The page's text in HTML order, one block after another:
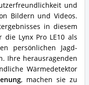
und
Bildern und Videos.
in diesem
die Lynx Pro LE10 als
persönlichen Jagd-
Ihre herausragenden
Wärmedetektor
, machen sie zu